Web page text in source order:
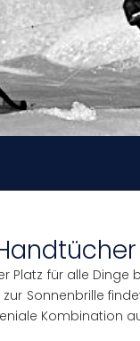
Platz für alle
Sonnenbrille
Kombination